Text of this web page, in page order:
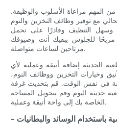
من المهم مراعاة الأسلوب والوظيفة.
مع توفير وظائف التخزين والنوم
وسهل التنظيف وقادرًا على تحمل
مريحًا للجلوس يبقيك أنت وضيوفك
مرتاحين لساعات متواصلة.
الحديثة إضافة أنيقة وعملية لأي
وخيارات التخزين ووظائف النوم،
في نفس الوقت. قم بتحديث غرفة
حديثة اليوم وقم بتحويل المساحة
الخاصة بك إلى واحة أنيقة وعملية.
الوسائد والبطانيات